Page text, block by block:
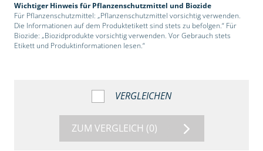
Wichtiger Hinweis für Pflanzenschutzmittel und Biozide
Für Pflanzenschutzmittel: „Pflanzenschutzmittel vorsichtig verwenden.
Die Informationen auf dem Produktetikett sind stets zu befolgen.“ Für
Biozide: „Biozidprodukte vorsichtig verwenden. Vor Gebrauch stets
Etikett und Produktinformationen lesen.“
VERGLEICHEN
ZUM VERGLEICH (0)